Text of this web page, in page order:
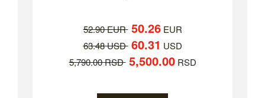
52.90 EUR 50.26EUR
63.48 USD 60.31 USD
5,790.00 RSD 5,500.00RSD